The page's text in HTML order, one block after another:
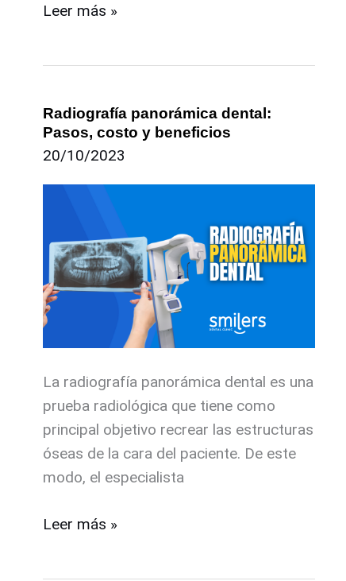
Leer más »
Radiografía panorámica dental:
Pasos, costo y beneficios
20/10/2023
La radiografía panorámica dental es una
prueba radiológica que tiene como
principal objetivo recrear las estructuras
óseas de la cara del paciente. De este
modo, el especialista
Radiografía
panorámica
dental:
Pasos,
beneficios
Leer más »